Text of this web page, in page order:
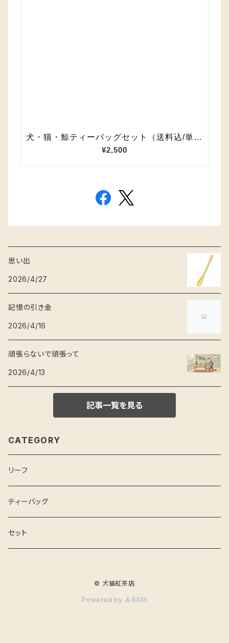
思い出
2026/4/27
記憶の引き金
2026/4/16
頑張らないで頑張って
2026/4/13
記事一覧を見る
CATEGORY
リーフ
ティーバッグ
セット
© 犬猫紅茶店
Powered by